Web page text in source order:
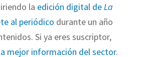
la edición digital deLa
al periódico durante un año
Si ya eres suscriptor,
mejor información del sector.